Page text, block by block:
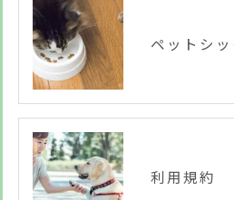
ペットシ
利用規約